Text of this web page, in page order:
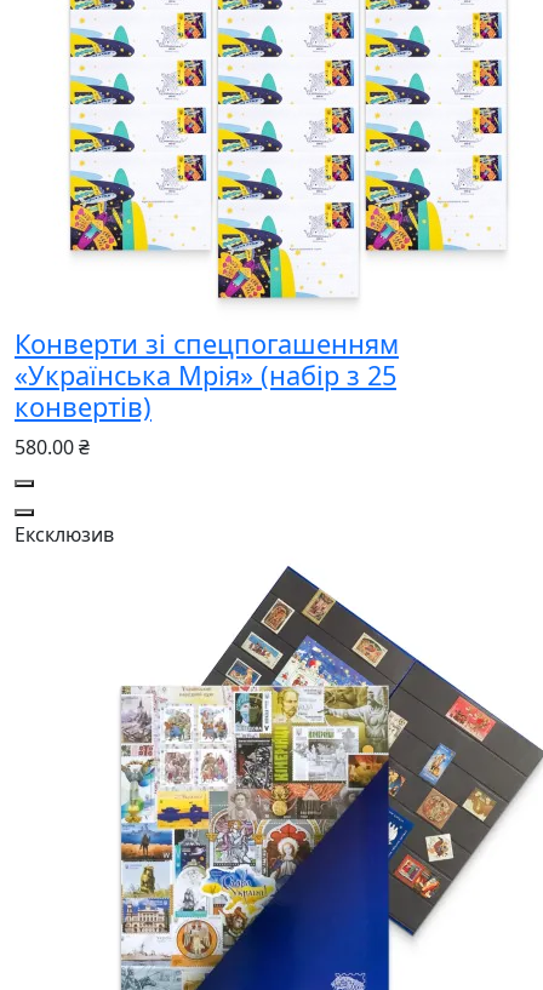
Конверти зі спецпогашенням
«Українська Мрія» (набір з 25
конвертів)
580.00 ₴
Ексклюзив